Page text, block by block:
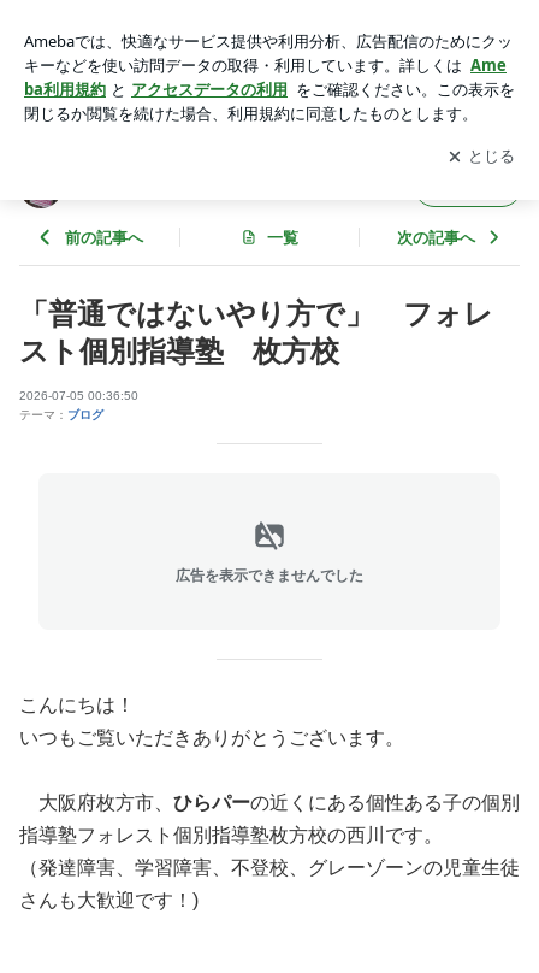
フォレスト個別指導塾枚方校のブログ
アプリをダウンロードして ブログの更新通知
を受け取りまし
ょう。
開く
前の記事へ 一覧 次の記事へ
「普通ではないやり方で」 フォレ
スト個別指導塾 枚方校
2026-07-05 00:36:50
テーマ： ブログ
広告を表示できませんでした
こんにちは！
いつもご覧いただきありがとうございます。
大阪府枚方市、 ひらパーの近くにある個性ある子の個別
指導塾フォレスト個別指導塾枚方校の西川です。
（発達障害、学習障害、不登校、グレーゾーンの児童生徒
さんも大歓迎です！)